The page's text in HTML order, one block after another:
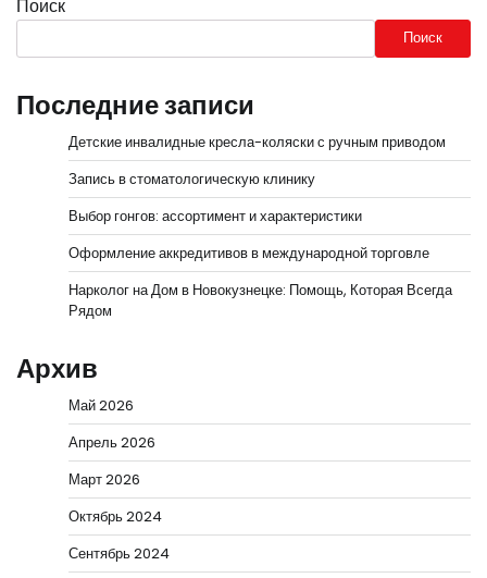
Поиск
Поиск
Последние записи
Детские инвалидные кресла-коляски с ручным приводом
Запись в стоматологическую клинику
Выбор гонгов: ассортимент и характеристики
Оформление аккредитивов в международной торговле
Нарколог на Дом в Новокузнецке: Помощь, Которая Всегда
Рядом
Архив
Май 2026
Апрель 2026
Март 2026
Октябрь 2024
Сентябрь 2024